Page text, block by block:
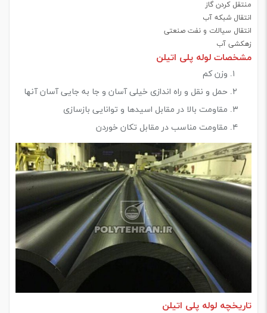
منتقل کردن گاز
انتقال شبکه آب
انتقال سیالات و نفت صنعتی
زهکشی آب
مشخصات لوله پلی اتیلن
وزن کم
حمل و نقل و راه اندازی خیلی آسان و جا به جایی آسان آنها
مقاومت بالا در مقابل اسیدها و توانایی بازسازی
مقاومت مناسب در مقابل تکان خوردن
تاریخچه لوله پلی اتیلن